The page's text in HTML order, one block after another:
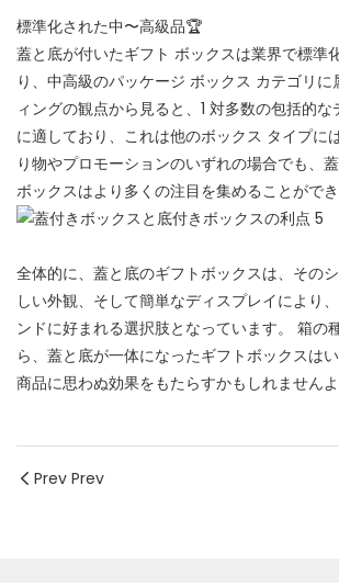
標準化された中〜高級品🏆
蓋と底が付いたギフト ボックスは業界で標準
り、中高級のパッケージ ボックス カテゴリ
ィングの観点から見ると、1 対多数の包括的
に適しており、これは他のボックス タイプに
り物やプロモーションのいずれの場合でも、
ボックスはより多くの注目を集めることができ
全体的に、蓋と底のギフトボックスは、その
しい外観、そして簡単なディスプレイにより
ンドに好まれる選択肢となっています。 箱の
ら、蓋と底が一体になったギフトボックスは
商品に思わぬ効果をもたらすかもしれませんよ
Prev Prev